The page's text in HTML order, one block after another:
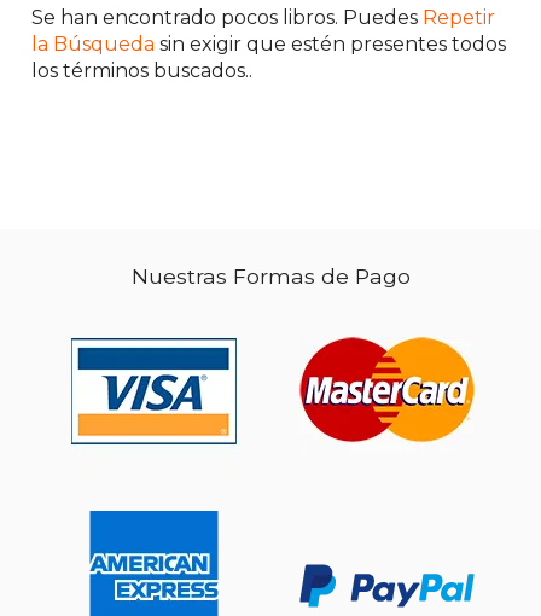
40%
dcto.
$ 81.03
$ 48.62
40%
dcto. $
Se han encontrado pocos libros. Puedes Repetir
la Búsqueda sin exigir que estén presentes todos
los términos buscados..
Nuestras Formas de Pago